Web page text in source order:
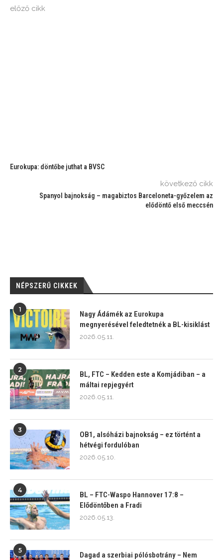
előző cikk
Eurokupa: döntőbe juthat a BVSC
következő cikk
Spanyol bajnokság – magabiztos Barceloneta-győzelem az
elődöntő első meccsén
NÉPSZERŰ CIKKEK
1
Nagy Ádámék az Eurokupa
megnyerésével feledtetnék a BL-kisiklást
2026.05.11.
2
BL, FTC – Kedden este a Komjádiban – a
máltai repjegyért
2026.05.11.
3
OB1, alsóházi bajnokság – ez történt a
hétvégi fordulóban
2026.05.10.
4
BL – FTC-Waspo Hannover 17:8 –
Elődöntőben a Fradi
2026.05.13.
5
Dagad a szerbiai pólósbotrány – Nem